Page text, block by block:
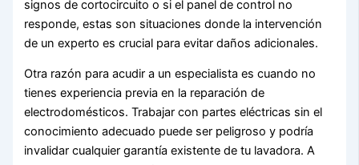
signos de cortocircuito o si el panel de control no
responde, estas son situaciones donde la intervención
de un experto es crucial para evitar daños adicionales.
Otra razón para acudir a un especialista es cuando no
tienes experiencia previa en la reparación de
electrodomésticos. Trabajar con partes eléctricas sin el
conocimiento adecuado puede ser peligroso y podría
invalidar cualquier garantía existente de tu lavadora. A